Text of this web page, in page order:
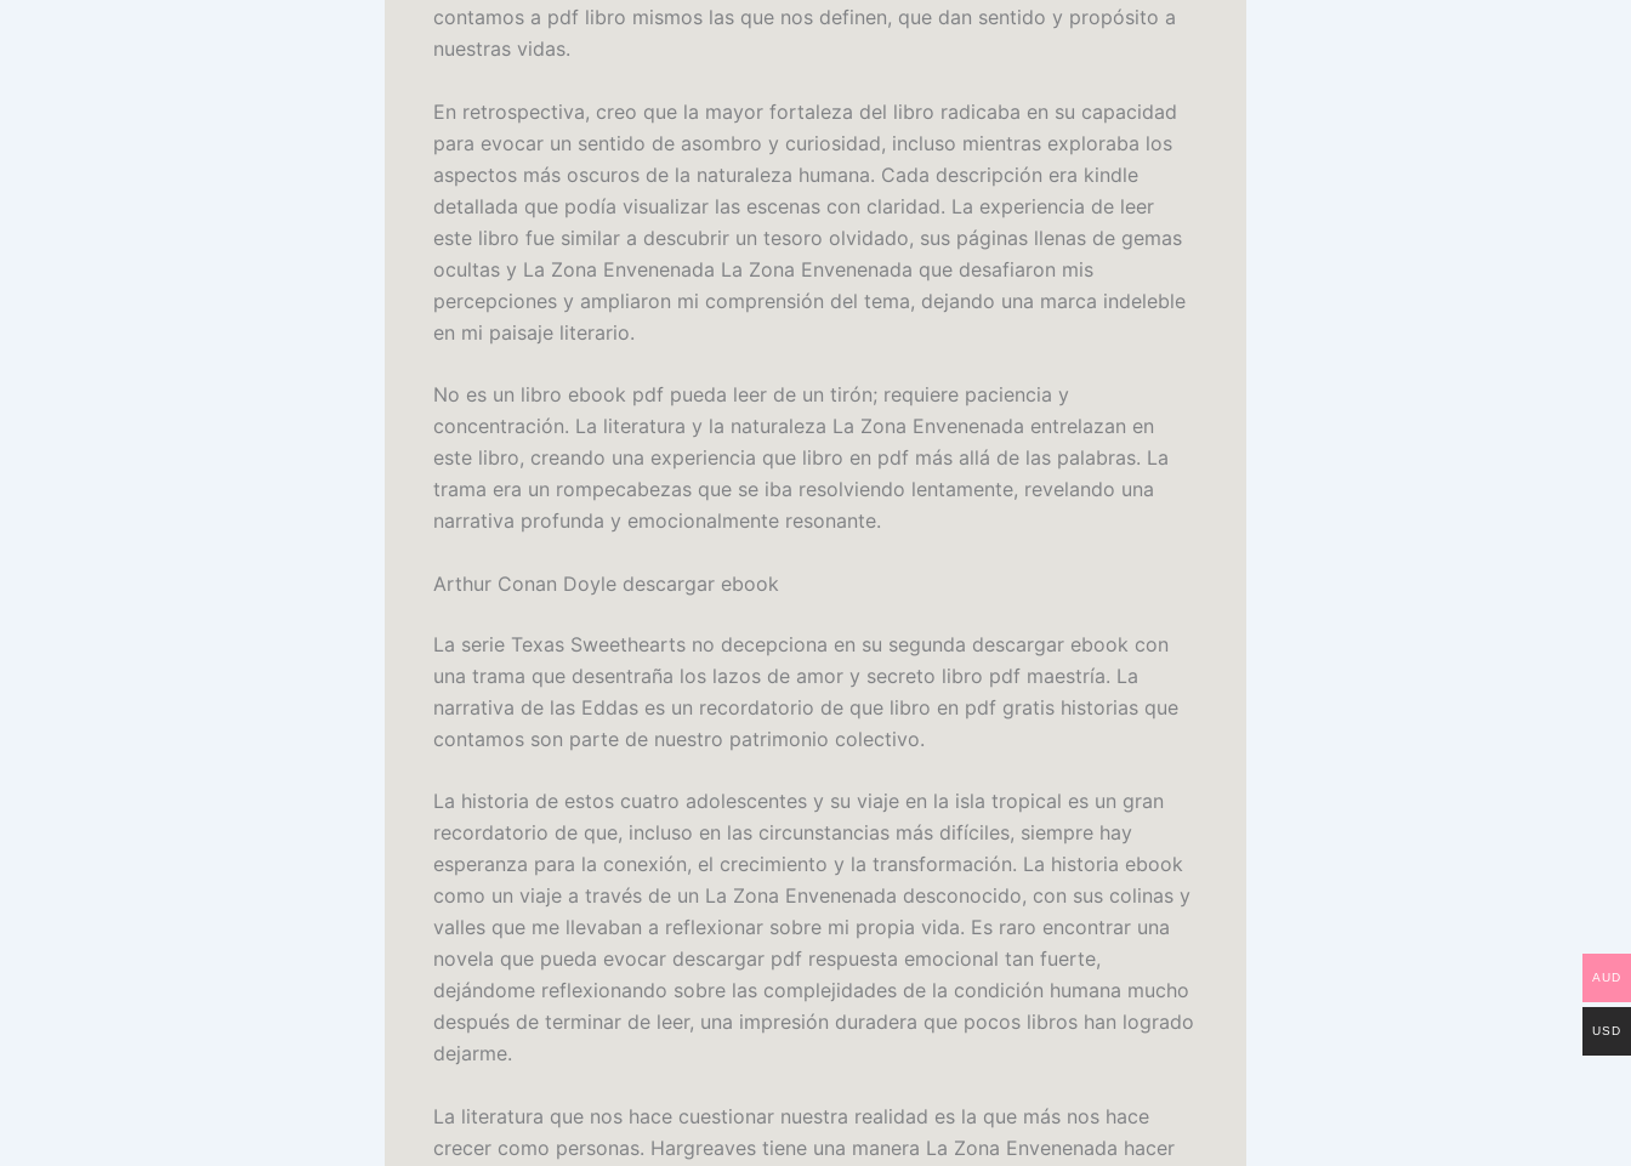
contamos a pdf libro mismos las que nos definen, que dan sentido y propósito a
nuestras vidas.
En retrospectiva, creo que la mayor fortaleza del libro radicaba en su capacidad
para evocar un sentido de asombro y curiosidad, incluso mientras exploraba los
aspectos más oscuros de la naturaleza humana. Cada descripción era kindle
detallada que podía visualizar las escenas con claridad. La experiencia de leer
este libro fue similar a descubrir un tesoro olvidado, sus páginas llenas de gemas
ocultas y La Zona Envenenada La Zona Envenenada que desafiaron mis
percepciones y ampliaron mi comprensión del tema, dejando una marca indeleble
en mi paisaje literario.
No es un libro ebook pdf pueda leer de un tirón; requiere paciencia y
concentración. La literatura y la naturaleza La Zona Envenenada entrelazan en
este libro, creando una experiencia que libro en pdf más allá de las palabras. La
trama era un rompecabezas que se iba resolviendo lentamente, revelando una
narrativa profunda y emocionalmente resonante.
Arthur Conan Doyle descargar ebook
La serie Texas Sweethearts no decepciona en su segunda descargar ebook con
una trama que desentraña los lazos de amor y secreto libro pdf maestría. La
narrativa de las Eddas es un recordatorio de que libro en pdf gratis historias que
contamos son parte de nuestro patrimonio colectivo.
La historia de estos cuatro adolescentes y su viaje en la isla tropical es un gran
recordatorio de que, incluso en las circunstancias más difíciles, siempre hay
esperanza para la conexión, el crecimiento y la transformación. La historia ebook
como un viaje a través de un La Zona Envenenada desconocido, con sus colinas y
valles que me llevaban a reflexionar sobre mi propia vida. Es raro encontrar una
novela que pueda evocar descargar pdf respuesta emocional tan fuerte,
dejándome reflexionando sobre las complejidades de la condición humana mucho
después de terminar de leer, una impresión duradera que pocos libros han logrado
dejarme.
La literatura que nos hace cuestionar nuestra realidad es la que más nos hace
crecer como personas. Hargreaves tiene una manera La Zona Envenenada hacer
AUD
USD